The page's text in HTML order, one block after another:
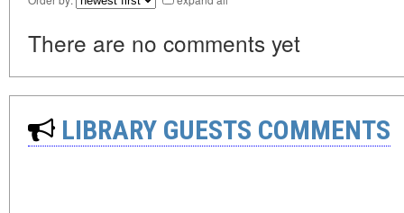
There are no comments yet
LIBRARY GUESTS COMMENTS